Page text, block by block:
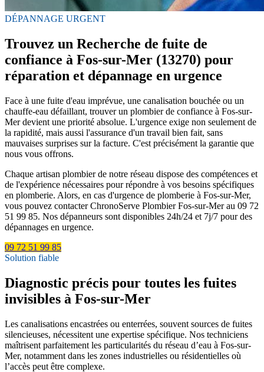
DÉPANNAGE URGENT
Trouvez un Recherche de fuite de
confiance à Fos-sur-Mer (13270) pour
réparation et dépannage en urgence
Face à une fuite d'eau imprévue, une canalisation bouchée ou un
chauffe-eau défaillant, trouver un plombier de confiance à Fos-sur-
Mer devient une priorité absolue. L'urgence exige non seulement de
la rapidité, mais aussi l'assurance d'un travail bien fait, sans
mauvaises surprises sur la facture. C'est précisément la garantie que
nous vous offrons.
Chaque artisan plombier de notre réseau dispose des compétences et
de l'expérience nécessaires pour répondre à vos besoins spécifiques
en plomberie. Alors, en cas d'urgence de plomberie à Fos-sur-Mer,
vous pouvez contacter ChronoServe Plombier Fos-sur-Mer au 09 72
51 99 85. Nos dépanneurs sont disponibles 24h/24 et 7j/7 pour des
dépannages en urgence.
09 72 51 99 85
Solution fiable
Diagnostic précis pour toutes les fuites
invisibles à Fos-sur-Mer
Les canalisations encastrées ou enterrées, souvent sources de fuites
silencieuses, nécessitent une expertise spécifique. Nos techniciens
maîtrisent parfaitement les particularités du réseau d’eau à Fos-sur-
Mer, notamment dans les zones industrielles ou résidentielles où
l’accès peut être complexe.